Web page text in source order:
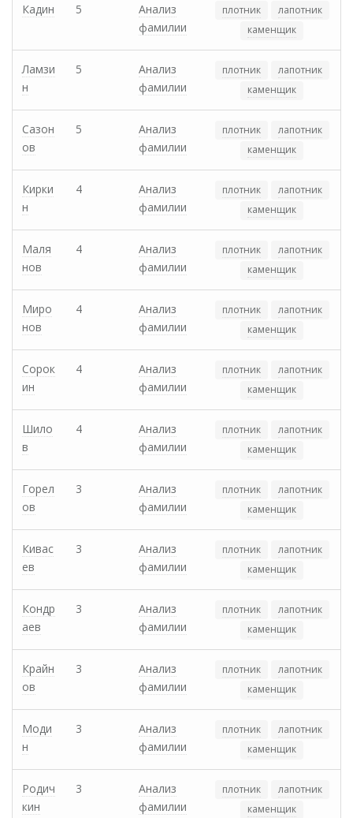
Кадин 5
Анализ
фамилии
плотник
лапотник
каменщик
Ламзи
н
5
Анализ
фамилии
плотник
лапотник
каменщик
Сазон
ов
5
Анализ
фамилии
плотник
лапотник
каменщик
Кирки
н
4
Анализ
фамилии
плотник
лапотник
каменщик
Маля
нов
4
Анализ
фамилии
плотник
лапотник
каменщик
Миро
нов
4
Анализ
фамилии
плотник
лапотник
каменщик
Сорок
ин
4
Анализ
фамилии
плотник
лапотник
каменщик
Шило
в
4
Анализ
фамилии
плотник
лапотник
каменщик
Горел
ов
3
Анализ
фамилии
плотник
лапотник
каменщик
Кивас
ев
3
Анализ
фамилии
плотник
лапотник
каменщик
Кондр
аев
3
Анализ
фамилии
плотник
лапотник
каменщик
Крайн
ов
3
Анализ
фамилии
плотник
лапотник
каменщик
Моди
н
3
Анализ
фамилии
плотник
лапотник
каменщик
Родич
кин
3
Анализ
фамилии
плотник
лапотник
каменщик